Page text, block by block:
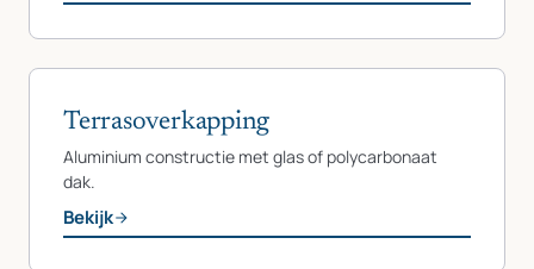
Terrasoverkapping
Aluminium constructie met glas of polycarbonaat
dak.
Bekijk